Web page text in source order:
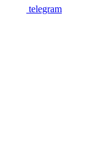
telegram